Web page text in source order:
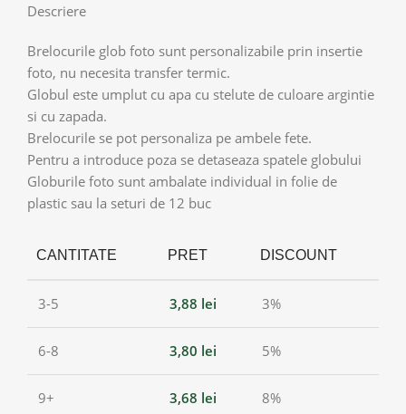
Descriere
Brelocurile glob foto sunt personalizabile prin insertie
foto, nu necesita transfer termic.
Globul este umplut cu apa cu stelute de culoare argintie
si cu zapada.
Brelocurile se pot personaliza pe ambele fete.
Pentru a introduce poza se detaseaza spatele globului
Globurile foto sunt ambalate individual in folie de
plastic sau la seturi de 12 buc
CANTITATE PRET DISCOUNT
3-5 3,88 lei 3%
6-8 3,80 lei 5%
9+ 3,68 lei 8%